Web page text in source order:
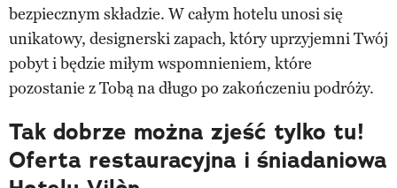
bezpiecznym składzie. W całym hotelu unosi się
unikatowy, designerski zapach, który uprzyjemni Twój
pobyt i będzie miłym wspomnieniem, które
pozostanie z Tobą na długo po zakończeniu podróży.
Tak dobrze można zjeść tylko tu!
Oferta restauracyjna i śniadaniowa